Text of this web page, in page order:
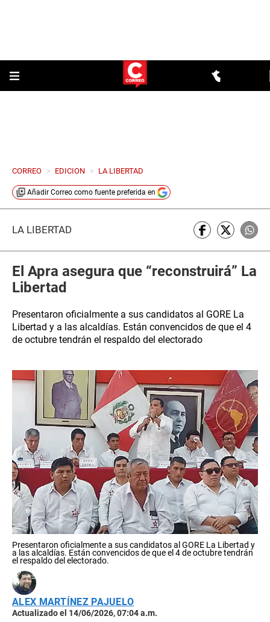
CORREO > EDICION > LA LIBERTAD
Añadir Correo como fuente preferida en
LA LIBERTAD
El Apra asegura que “reconstruirá” La
Libertad
Presentaron oficialmente a sus candidatos al GORE La
Libertad y a las alcaldías. Están convencidos de que el 4
de octubre tendrán el respaldo del electorado
Presentaron oficialmente a sus candidatos al GORE La Libertad y
a las alcaldías. Están convencidos de que el 4 de octubre tendrán
el respaldo del electorado.
ALEX MARTÍNEZ PAJUELO
Actualizado el 14/06/2026, 07:04 a.m.